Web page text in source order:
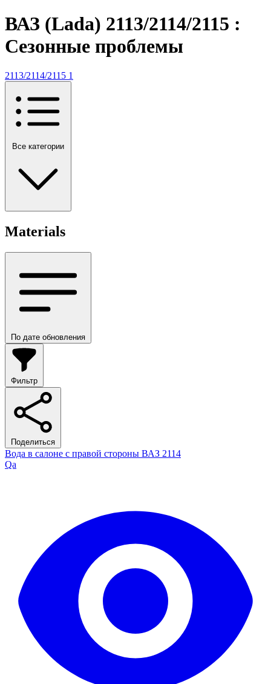
ВАЗ (Lada) 2113/2114/2115 :
Сезонные проблемы
2113/2114/2115 1
Все категории
Materials
По дате обновления
Фильтр
Поделиться
Вода в салоне с правой стороны ВАЗ 2114
Qa